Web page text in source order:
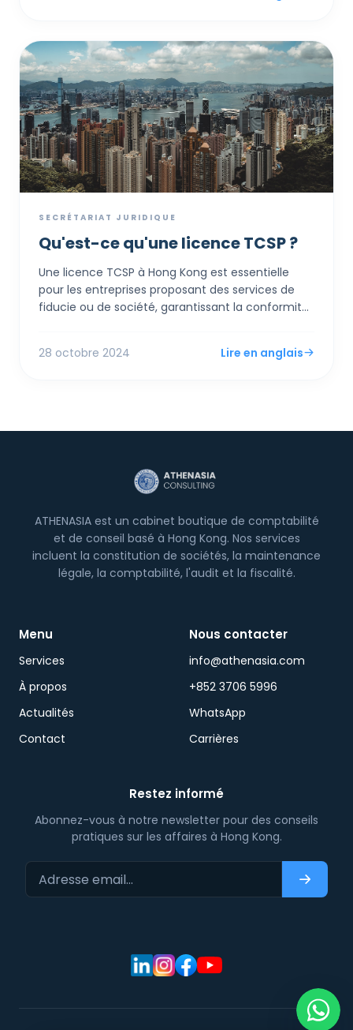
SECRÉTARIAT JURIDIQUE
Qu'est-ce qu'une licence TCSP ?
Une licence TCSP à Hong Kong est essentielle
pour les entreprises proposant des services de
fiducie ou de société, garantissant la conformité
du terrorisme (CTF). Le processus de demande
raisonnable client et la tenue de registres.
28 octobre 2024 Lire en anglais
ATHENASIA est un cabinet boutique de comptabilité
et de conseil basé à Hong Kong. Nos services
incluent la constitution de sociétés, la maintenance
légale, la comptabilité, l'audit et la fiscalité.
Menu
Services
À propos
Actualités
Contact
Nous contacter
info@athenasia.com
+852 3706 5996
WhatsApp
Carrières
Restez informé
Abonnez-vous à notre newsletter pour des conseils
pratiques sur les affaires à Hong Kong.